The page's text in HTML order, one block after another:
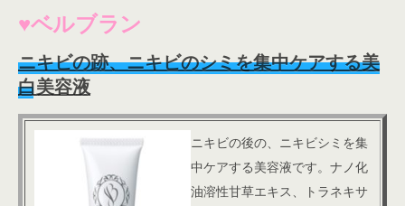
♥ベルブラン
ニキビの跡、ニキビのシミを集中ケアする美
白美容液
ニキビの後の、ニキビシミを集
中ケアする美容液です。ナノ化
油溶性甘草エキス、トラネキサ